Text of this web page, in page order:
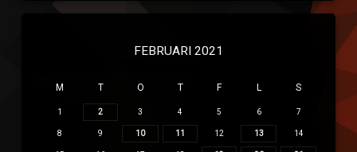
FEBRUARI 2021
M T O T F L S
1 2 3 4 5 6 7
8 9 10 11 12 13 14